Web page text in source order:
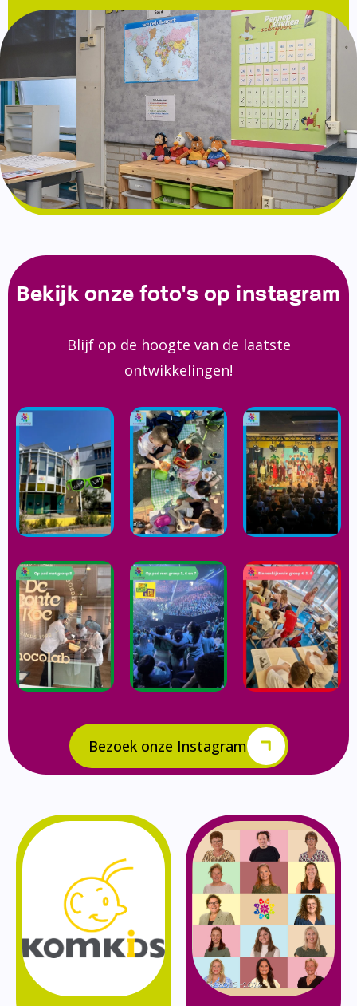
Bekijk onze foto's op instagram
Blijf op de hoogte van de laatste
ontwikkelingen!
Bezoek onze Instagram